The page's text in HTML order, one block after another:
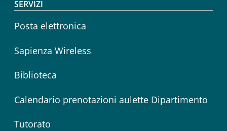
SERVIZI
Posta elettronica
Sapienza Wireless
Biblioteca
Calendario prenotazioni aulette Dipartimento
Tutorato